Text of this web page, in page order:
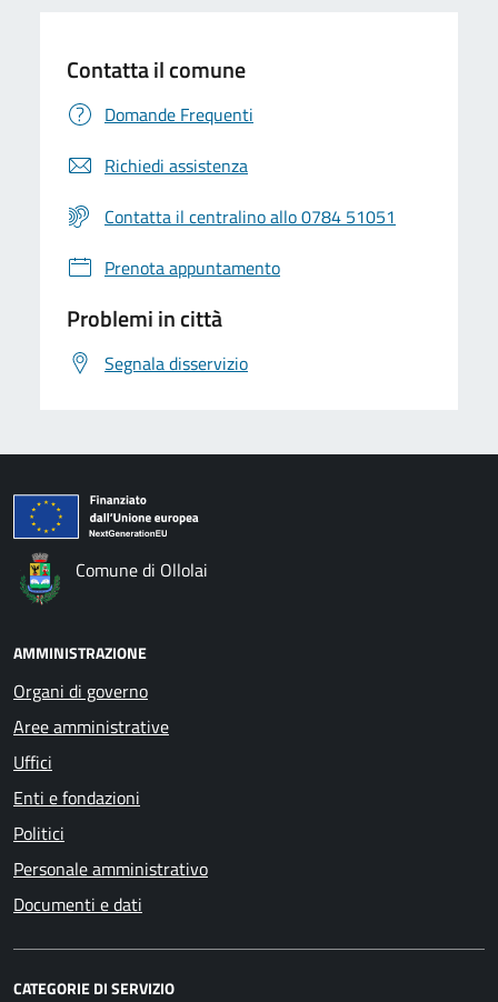
Contatta il comune
Domande Frequenti
Richiedi assistenza
Contatta il centralino allo 0784 51051
Prenota appuntamento
Problemi in città
Segnala disservizio
Comune di Ollolai
AMMINISTRAZIONE
Organi di governo
Aree amministrative
Uffici
Enti e fondazioni
Politici
Personale amministrativo
Documenti e dati
CATEGORIE DI SERVIZIO